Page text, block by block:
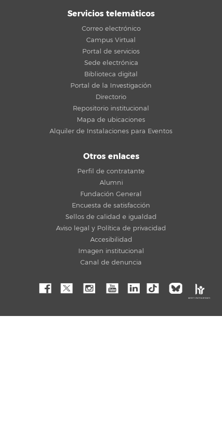
Servicios telemáticos
Correo electrónico
Campus Virtual
Portal de servicios
Sede electrónica
Biblioteca digital
Portal de la Investigación
Directorio
Repositorio institucional
Mapa de ubicaciones
Alquiler de Instalaciones para Eventos
Otros enlaces
Perfil de contratante
Alumni
Fundación General
Encuesta de satisfacción
Sellos de calidad e igualdad
Aviso legal y Política de privacidad
Accesibilidad
Imagen institucional
Canal de denuncia